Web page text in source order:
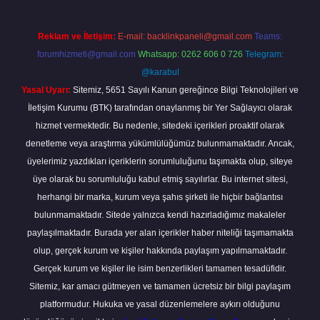
Reklam ve İletişim: E-mail: backlinkpaneli@gmail.com Teams:
forumhizmeti@gmail.com Whatsapp: 0262 606 0 726 Telegram:
@karabul
Yasal Uyarı: Sitemiz, 5651 Sayılı Kanun gereğince Bilgi Teknolojileri ve
İletişim Kurumu (BTK) tarafından onaylanmış bir Yer Sağlayıcı olarak
hizmet vermektedir. Bu nedenle, sitedeki içerikleri proaktif olarak
denetleme veya araştırma yükümlülüğümüz bulunmamaktadır. Ancak,
üyelerimiz yazdıkları içeriklerin sorumluluğunu taşımakta olup, siteye
üye olarak bu sorumluluğu kabul etmiş sayılırlar. Bu internet sitesi,
herhangi bir marka, kurum veya şahıs şirketi ile hiçbir bağlantısı
bulunmamaktadır. Sitede yalnızca kendi hazırladığımız makaleler
paylaşılmaktadır. Burada yer alan içerikler haber niteliği taşımamakta
olup, gerçek kurum ve kişiler hakkında paylaşım yapılmamaktadır.
Gerçek kurum ve kişiler ile isim benzerlikleri tamamen tesadüfidir.
Sitemiz, kar amacı gütmeyen ve tamamen ücretsiz bir bilgi paylaşım
platformudur. Hukuka ve yasal düzenlemelere aykırı olduğunu